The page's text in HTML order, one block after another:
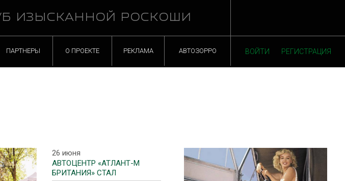
ИЗЫСКАННОЙ РОСКОШИ
ПАРТНЕРЫ О ПРОЕКТЕ РЕКЛАМА АВТОЗОРРО ВОЙТИ РЕГИСТРАЦИЯ
26 июня
АВТОЦЕНТР «АТЛАНТ-М
БРИТАНИЯ» СТАЛ